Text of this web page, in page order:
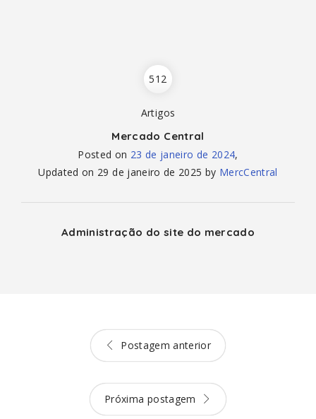
512
Artigos
Mercado Central
Posted on 23 de janeiro de 2024,
Updated on 29 de janeiro de 2025 by MercCentral
Administração do site do mercado
Postagem anterior
Próxima postagem